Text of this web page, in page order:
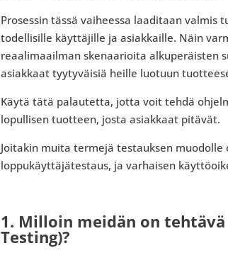
Prosessin tässä vaiheessa laaditaan
todellisille käyttäjille ja asiakkaille. Näin
reaalimaailman skenaarioita alkuperäisten
asiakkaat tyytyväisiä heille luotuun
Käytä tätä palautetta, jotta voit tehdä
lopullisen tuotteen, josta asiakkaat pitävät.
Joitakin muita termejä testauksen
loppukäyttäjätestaus, ja varhaisen
1. Milloin meidän on tehtävä
Testing)?